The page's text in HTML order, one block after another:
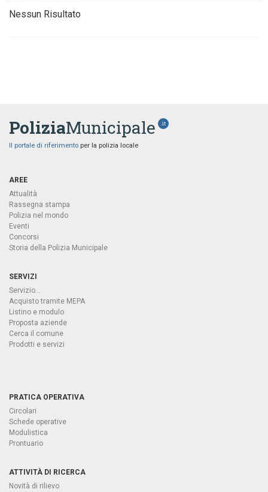
Nessun Risultato
PoliziaMunicipale .it
Il portale di riferimento per la polizia locale
AREE
Attualità
Rassegna stampa
Polizia nel mondo
Eventi
Concorsi
Storia della Polizia Municipale
SERVIZI
Servizio...
Acquisto tramite MEPA
Listino e modulo
Proposta aziende
Cerca il comune
Prodotti e servizi
PRATICA OPERATIVA
Circolari
Schede operative
Modulistica
Prontuario
ATTIVITÀ DI RICERCA
Novità di rilievo